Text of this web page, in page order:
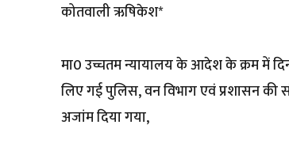
कोतवाली ऋषिकेश*
मा0 उच्चतम न्यायालय के आदेश के क्रम में
लिए गई पुलिस, वन विभाग एवं प्रशासन की
अजांम दिया गया,